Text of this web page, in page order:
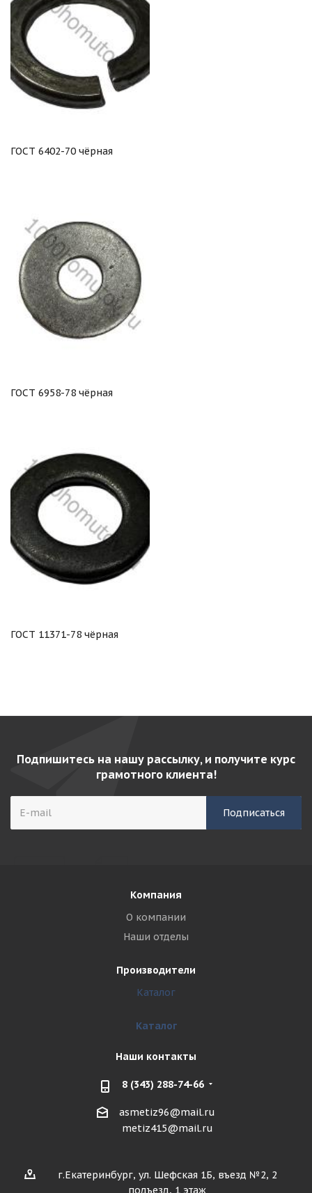
ГОСТ 6402-70 чёрная
ГОСТ 6958-78 чёрная
ГОСТ 11371-78 чёрная
Подпишитесь на нашу рассылку, и получите курс
грамотного клиента!
Компания
О компании
Наши отделы
Производители
Каталог
Каталог
Наши контакты
8 (343) 288-74-66
asmetiz96@mail.ru
metiz415@mail.ru
г.Екатеринбург, ул. Шефская 1Б, въезд №2, 2
подъезд, 1 этаж